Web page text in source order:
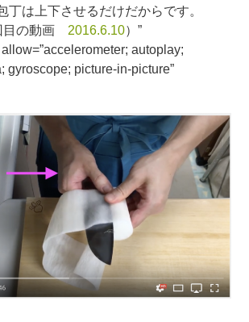
丁は上下させるだけだからです。
目の動画 2016.6.10）”
allow=”accelerometer; autoplay;
gyroscope; picture-in-picture”